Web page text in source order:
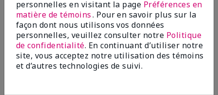
Crème de nuit extra-
émolliente
22,00 $
Gel douche Mary Kayᴹᴰ -
Baie et vanille
22,00 $
personnelles en visitant la page Préférences en
matière de témoins. Pour en savoir plus sur la
façon dont nous utilisons vos données
personnelles, veuillez consulter notre Politique
de confidentialité. En continuant d’utiliser notre
site, vous acceptez notre utilisation des témoins
et d’autres technologies de suivi.